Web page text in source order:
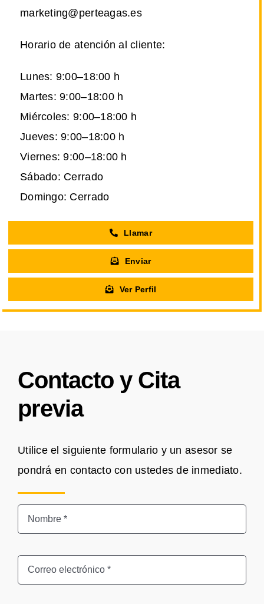
marketing@perteagas.es
Horario de atención al cliente:
Lunes: 9:00–18:00 h
Martes: 9:00–18:00 h
Miércoles: 9:00–18:00 h
Jueves: 9:00–18:00 h
Viernes: 9:00–18:00 h
Sábado: Cerrado
Domingo: Cerrado
Llamar
Enviar
Ver Perfil
Contacto y Cita
previa
Utilice el siguiente formulario y un asesor se
pondrá en contacto con ustedes de inmediato.